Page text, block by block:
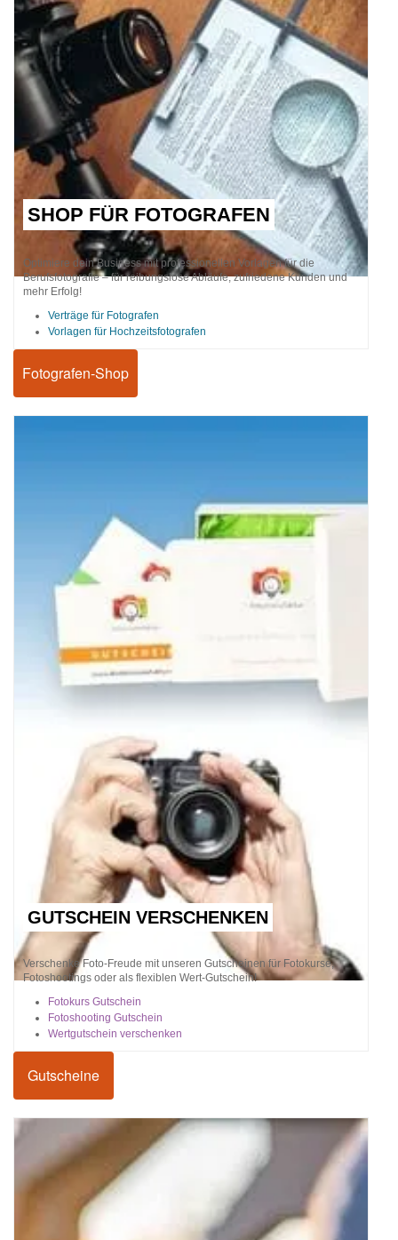
SHOP FÜR FOTOGRAFEN
Optimiere dein Business mit professionellen Vorlagen für die
Berufsfotografie – für reibungslose Abläufe, zufriedene Kunden und
mehr Erfolg!
Verträge für Fotografen
Vorlagen für Hochzeitsfotografen
Fotografen-Shop
GUTSCHEIN VERSCHENKEN
Verschenke Foto-Freude mit unseren Gutscheinen für Fotokurse,
Fotoshootings oder als flexiblen Wert-Gutschein!
Fotokurs Gutschein
Fotoshooting Gutschein
Wertgutschein verschenken
Gutscheine